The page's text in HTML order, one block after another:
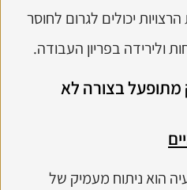
יכולים לגרום לחוסר
ולירידה בפריון העבודה.
בצורה לא
הוא ניתוח מעמיק של